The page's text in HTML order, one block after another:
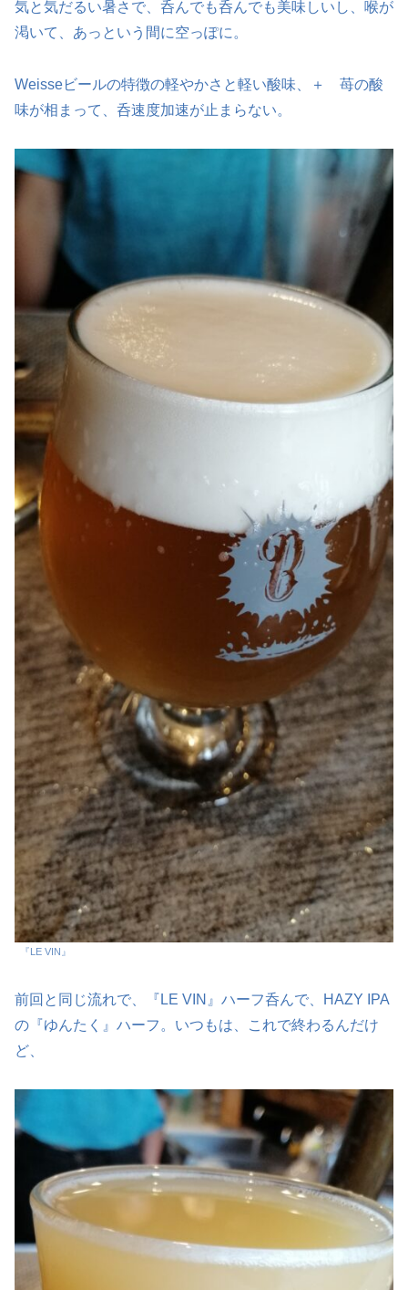
気と気だるい暑さで、呑んでも呑んでも美味しいし、喉が
渇いて、あっという間に空っぽに。
Weisseビールの特徴の軽やかさと軽い酸味、＋ 苺の酸
味が相まって、呑速度加速が止まらない。
『LE VIN』
前回と同じ流れで、『LE VIN』ハーフ呑んで、HAZY IPA
の『ゆんたく』ハーフ。いつもは、これで終わるんだけ
ど、